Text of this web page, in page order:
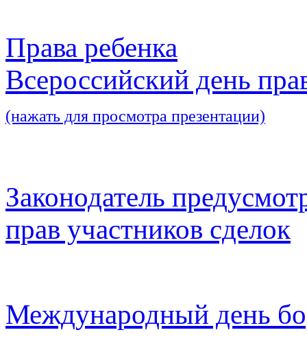
Права ребенка
Всероссийский день
(нажать для просмотра презентации)
Законодатель
прав участников сделок
Международный день